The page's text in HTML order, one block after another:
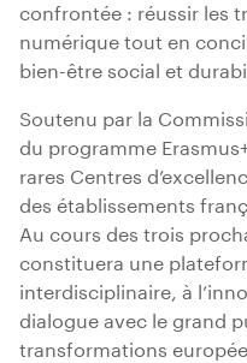
confrontée : réussir les
numérique tout en
bien-être social et
Soutenu par la
du programme
rares Centres
des établissements
Au cours des trois
constituera une
interdisciplinaire, à
dialogue avec le grand
transformations